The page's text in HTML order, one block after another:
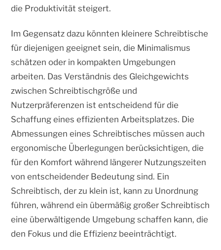
die Produktivität steigert.
Im Gegensatz dazu könnten kleinere Schreibtische
für diejenigen geeignet sein, die Minimalismus
schätzen oder in kompakten Umgebungen
arbeiten. Das Verständnis des Gleichgewichts
zwischen Schreibtischgröße und
Nutzerpräferenzen ist entscheidend für die
Schaffung eines effizienten Arbeitsplatzes. Die
Abmessungen eines Schreibtisches müssen auch
ergonomische Überlegungen berücksichtigen, die
für den Komfort während längerer Nutzungszeiten
von entscheidender Bedeutung sind. Ein
Schreibtisch, der zu klein ist, kann zu Unordnung
führen, während ein übermäßig großer Schreibtisch
eine überwältigende Umgebung schaffen kann, die
den Fokus und die Effizienz beeinträchtigt.